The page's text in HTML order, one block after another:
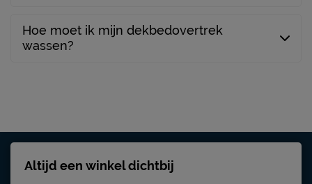
Hoe moet ik mijn dekbedovertrek
wassen?
Altijd een winkel dichtbij